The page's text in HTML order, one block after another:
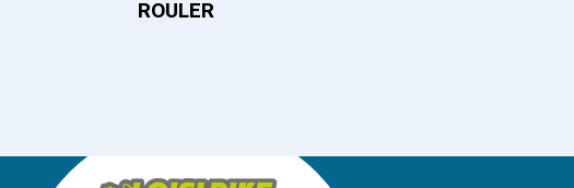
ROULER